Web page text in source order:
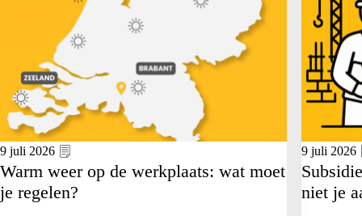
9 juli 2026
Warm weer op de werkplaats: wat moet
je regelen?
9 juli 2026
niet je